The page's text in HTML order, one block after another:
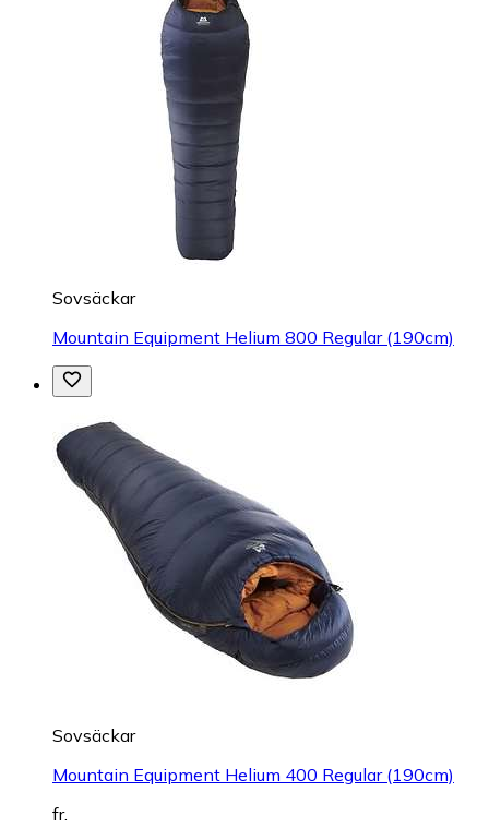
Sovsäckar
Mountain Equipment Helium 800 Regular (190cm)
Sovsäckar
Mountain Equipment Helium 400 Regular (190cm)
fr.